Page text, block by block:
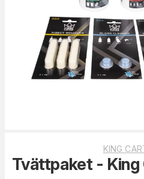
KING
Tvättpaket -